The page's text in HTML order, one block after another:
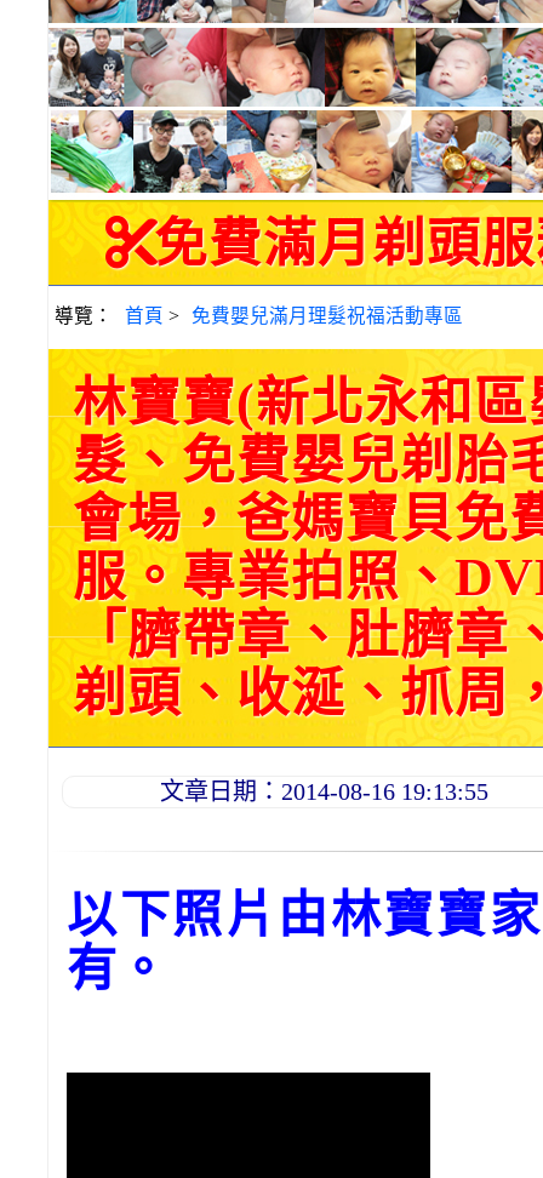
免費滿月剃頭服
導覽： 首頁 > 免費嬰兒滿月理髮祝福活動專區
林寶寶(新北永和
髮、免費嬰兒剃胎
會場，爸媽寶貝免
服。專業拍照、
「臍帶章、肚臍章
剃頭、收涎、抓周
文章日期：2014-08-16 19:13:55
以下照片由林寶寶
有。